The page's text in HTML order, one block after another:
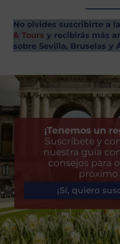
No olvides suscribirte a
& Tours y recibirás más
sobre Sevilla, Bruselas y
¡Tenemos un
Suscríbete y
nuestra guía
consejos para
próximo
¡Sí, quiero